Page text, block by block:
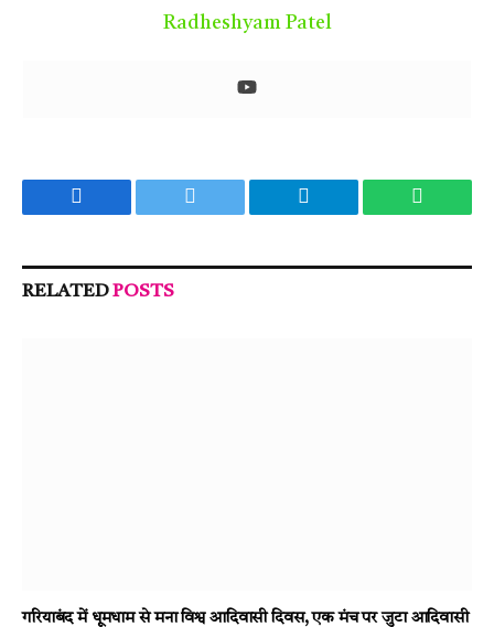
Radheshyam Patel
Facebook Twitter Telegram
RELATEDPOSTS
गरियाबंद में धूमधाम से मना विश्व आदिवासी दिवस, एक मंच पर जुटा आदिवासी